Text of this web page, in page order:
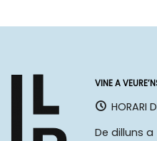
VINE A
HORARI
De dilluns a